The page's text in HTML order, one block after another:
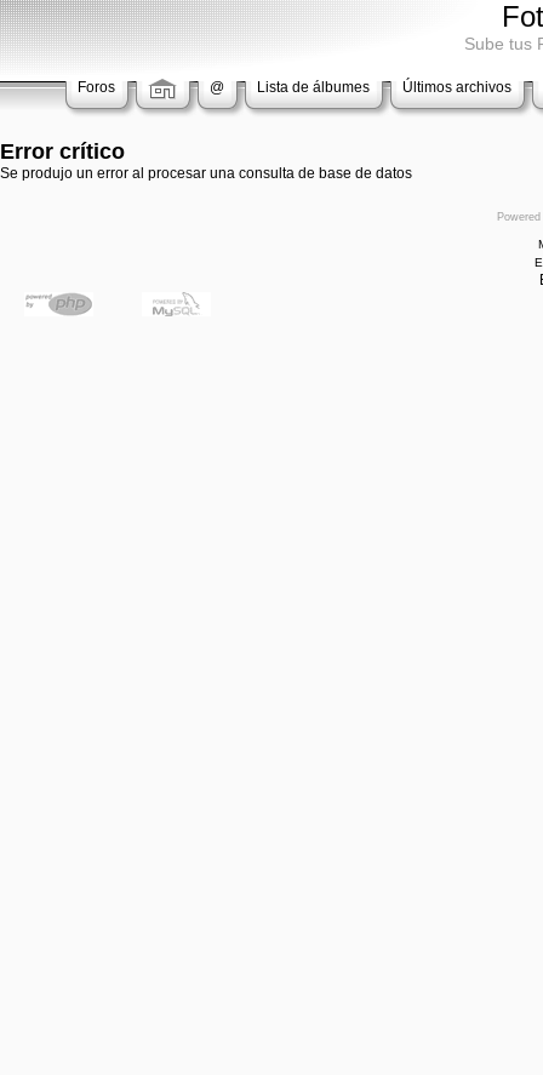
Sube tus
Foros @ Lista de álbumes Últimos archivos
Error crítico
Se produjo un error al procesar una consulta de base de datos